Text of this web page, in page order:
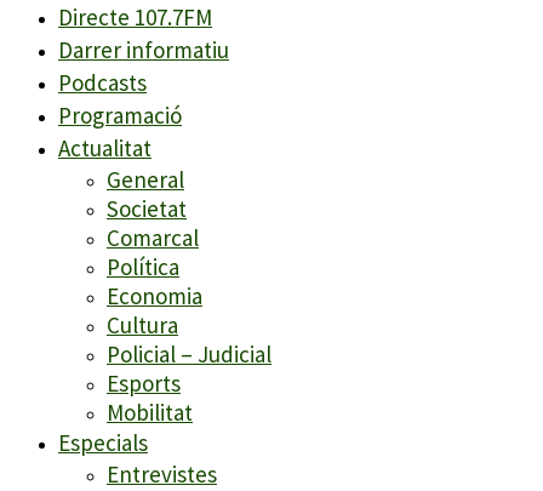
Directe 107.7FM
Darrer informatiu
Podcasts
Programació
Actualitat
General
Societat
Comarcal
Política
Economia
Cultura
Policial – Judicial
Esports
Mobilitat
Especials
Entrevistes